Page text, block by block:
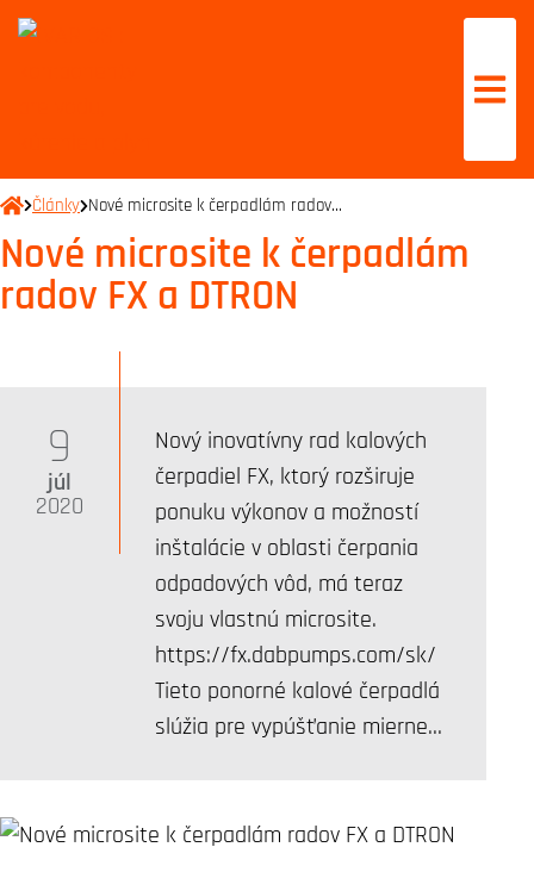
Články Nové microsite k čerpadlám radov…
Nové microsite k čerpadlám
radov FX a DTRON
9
júl
2020
Nový inovatívny rad kalových
čerpadiel FX, ktorý rozširuje
ponuku výkonov a možností
inštalácie v oblasti čerpania
odpadových vôd, má teraz
svoju vlastnú microsite.
https://fx.dabpumps.com/sk/
Tieto ponorné kalové čerpadlá
slúžia pre vypúšťanie mierne…